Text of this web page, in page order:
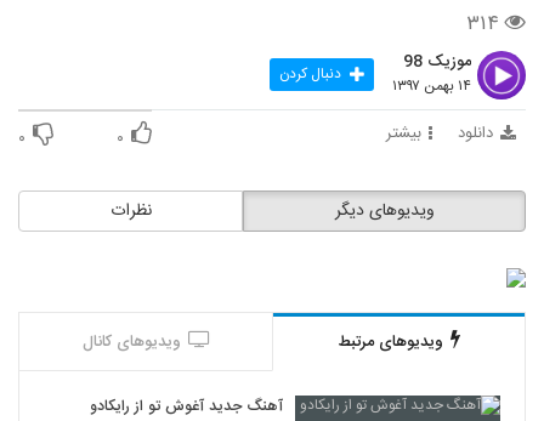
900
901
آهنگ من همونم از مسعود نجاریان(پاپ)
جان
904
موزیک زیبای حس خوب از محمد جم
۳۷۶ بازدید
۳۱۴
موزیک 98
۱۴ بهمن ۱۳۹۷ دنبال کردن
دانلود بیشتر ۰ ۰
نظرات ویدیوهای دیگر
ویدیوهای مرتبط ویدیوهای کانال
آهنگ جدید آغوش تو از رایکادو